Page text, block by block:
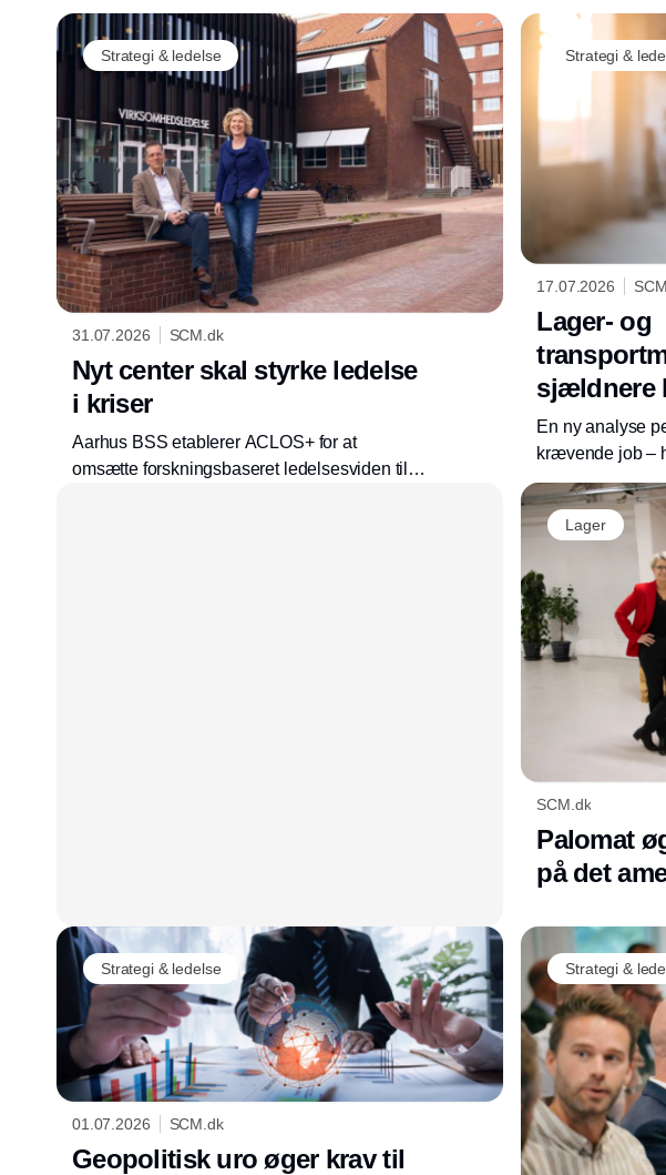
Strategi & ledelse
31.07.2026 SCM.dk
Nyt center skal styrke ledelse
i kriser
Aarhus BSS etablerer ACLOS+ for at
omsætte forskningsbaseret ledelsesviden til
Strategi &
17.07.2026
Lager- og
sjældnere
En ny analyse
krævende job –
betydning for
bemanding og
Lager
SCM.dk
Palomat
på det
Strategi & ledelse
01.07.2026 SCM.dk
Geopolitisk uro øger krav til
Strategi &